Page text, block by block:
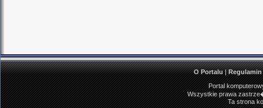
O Portalu|Regulamin
Portal
Wszystkie prawa
Ta strona